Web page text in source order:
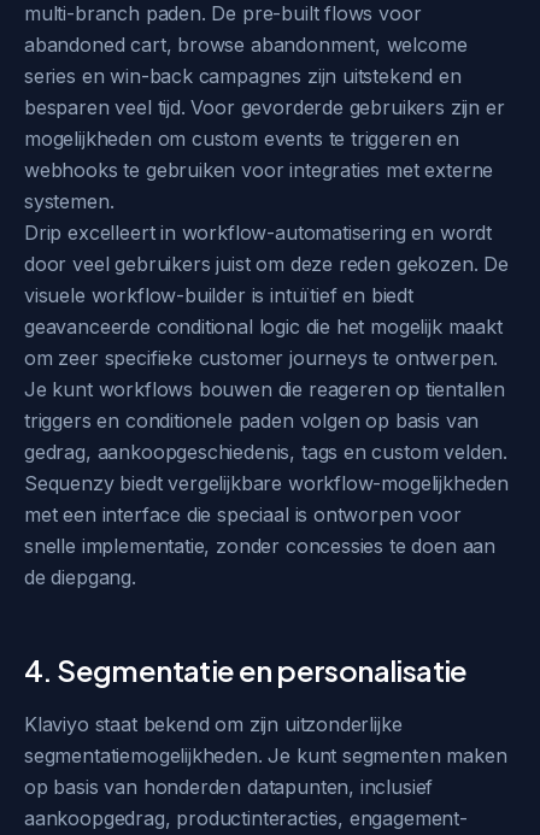
multi-branch paden. De pre-built flows voor
abandoned cart, browse abandonment, welcome
series en win-back campagnes zijn uitstekend en
besparen veel tijd. Voor gevorderde gebruikers zijn er
mogelijkheden om custom events te triggeren en
webhooks te gebruiken voor integraties met externe
systemen.
Drip excelleert in workflow-automatisering en wordt
door veel gebruikers juist om deze reden gekozen. De
visuele workflow-builder is intuïtief en biedt
geavanceerde conditional logic die het mogelijk maakt
om zeer specifieke customer journeys te ontwerpen.
Je kunt workflows bouwen die reageren op tientallen
triggers en conditionele paden volgen op basis van
gedrag, aankoopgeschiedenis, tags en custom velden.
Sequenzy biedt vergelijkbare workflow-mogelijkheden
met een interface die speciaal is ontworpen voor
snelle implementatie, zonder concessies te doen aan
de diepgang.
4. Segmentatie en personalisatie
Klaviyo staat bekend om zijn uitzonderlijke
segmentatiemogelijkheden. Je kunt segmenten maken
op basis van honderden datapunten, inclusief
aankoopgedrag, productinteracties, engagement-